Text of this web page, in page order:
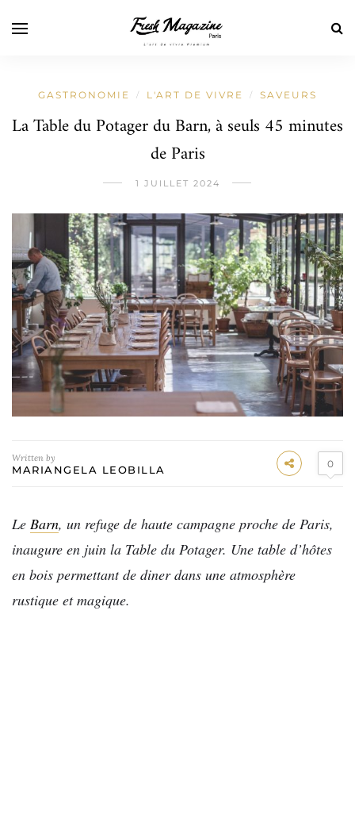
GASTRONOMIE / L'ART DE VIVRE / SAVEURS
La Table du Potager du Barn, à seuls 45 minutes
de Paris
1 JUILLET 2024
Written by
MARIANGELA LEOBILLA 0
Le Barn, un refuge de haute campagne proche de Paris,
inaugure en juin la Table du Potager. Une table d’hôtes
en bois permettant de diner dans une atmosphère
rustique et magique.